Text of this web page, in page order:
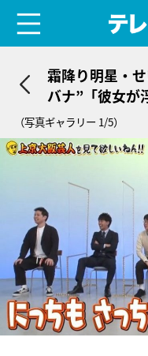
霜降り明星・
バナ”「彼女が
（写真ギャラリー 1/5）